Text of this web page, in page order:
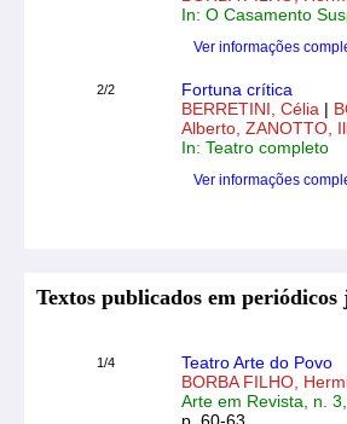
In: O Casamento
Ver informações
2/2
Fortuna crítica
BERRETINI, Célia |
Alberto, ZANOTTO,
In: Teatro completo
Ver informações
Textos publicados em
1/4
Teatro Arte do Povo
BORBA FILHO,
Arte em Revista, n.